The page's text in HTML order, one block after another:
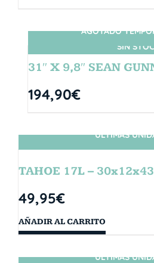
SIN
AGOTADO
31″ X 9,8″ SEAN
194,90€
ÚLTIMAS
TAHOE 17L –
49,95€
AÑADIR AL CARRITO
ÚLTIMAS